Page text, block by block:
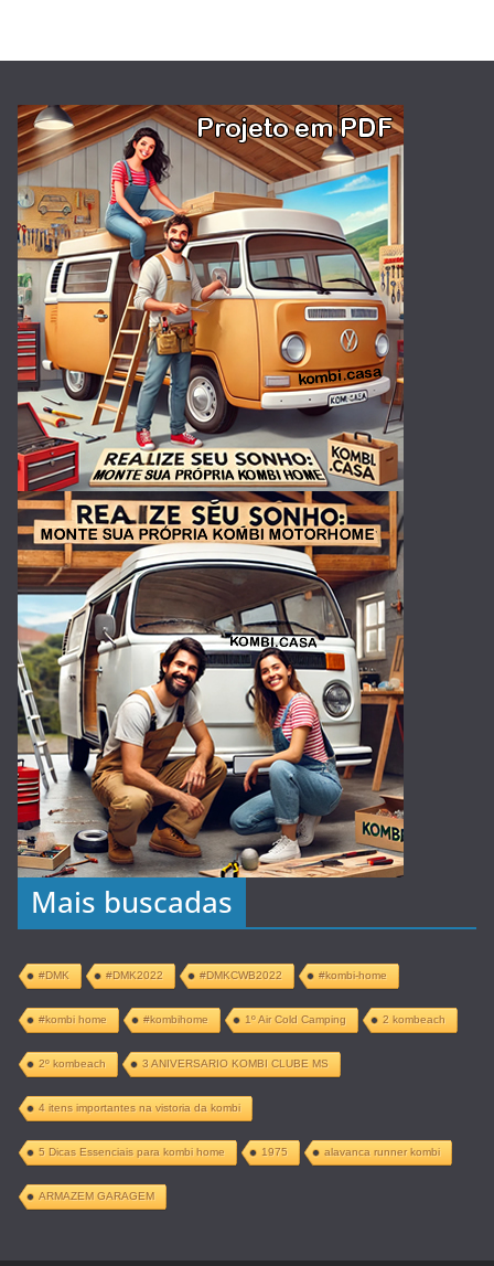
Mais buscadas
#DMK #DMK2022 #DMKCWB2022 #kombi-home
#kombi home #kombihome 1º Air Cold Camping 2 kombeach
2º kombeach 3 ANIVERSARIO KOMBI CLUBE MS
4 itens importantes na vistoria da kombi
5 Dicas Essenciais para kombi home 1975 alavanca runner kombi
ARMAZEM GARAGEM